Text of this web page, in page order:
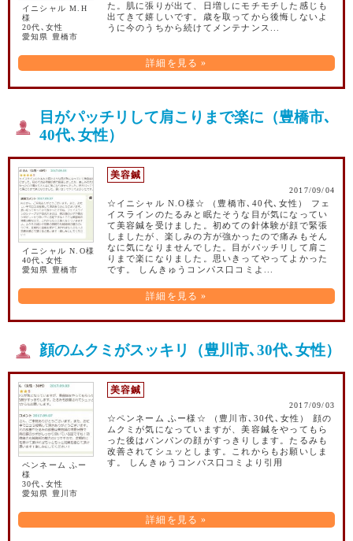
イニシャル M.H
様
20代､女性
愛知県 豊橋市
た。肌に張りが出て、日増しにモチモチした感じも
出てきて嬉しいです。歳を取ってから後悔しないよ
うに今のうちから続けてメンテナンス...
詳細を見る »
目がパッチリして肩こりまで楽に（豊橋市､
40代､女性）
イニシャル N.O様
40代､女性
愛知県 豊橋市
美容鍼
2017/09/04
☆イニシャル N.O様☆ （豊橋市､40代､女性） フェ
イスラインのたるみと眠たそうな目が気になってい
て美容鍼を受けました。初めての針体験が顔で緊張
しましたが、楽しみの方が強かったので痛みもそん
なに気になりませんでした。目がパッチリして肩こ
りまで楽になりました。思いきってやってよかった
です。 しんきゅうコンパス口コミよ...
詳細を見る »
顔のムクミがスッキリ（豊川市､30代､女性）
ペンネーム ふー
様
30代､女性
愛知県 豊川市
美容鍼
2017/09/03
☆ペンネーム ふー様☆ （豊川市､30代､女性） 顔の
ムクミが気になっていますが、美容鍼をやってもら
った後はパンパンの顔がすっきりします。たるみも
改善されてシュッとします。これからもお願いしま
す。 しんきゅうコンパス口コミより引用
詳細を見る »